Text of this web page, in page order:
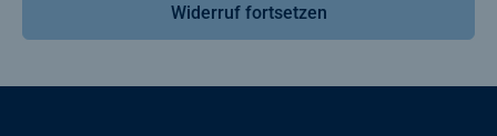
Widerruf fortsetzen